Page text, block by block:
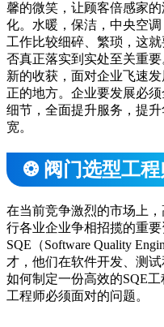
馨的微笑，让顾客倍感家
化。水暖，保洁，中央空
工作比较细碎、繁琐，这
否真正落实到实处至关重
新的收获，面对企业飞速
正的地方。企业要发展必
细节，全面提升服务，提
宽。
❂ 阀门选型工程
在当前竞争激烈的市场上
行各业企业争相招揽的重
SQE（Software Quality
才，他们在软件开发、测
如何制定一份高效的SQE
工程师必须面对的问题。